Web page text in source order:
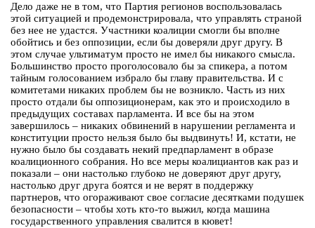
Дело даже не в том, что Партия регионов воспользовалась
этой ситуацией и продемонстрировала, что управлять страной
без нее не удастся. Участники коалиции смогли бы вполне
обойтись и без оппозиции, если бы доверяли друг другу. В
этом случае ультиматум просто не имел бы никакого смысла.
Большинство просто проголосовало бы за спикера, а потом
тайным голосованием избрало бы главу правительства. И с
комитетами никаких проблем бы не возникло. Часть из них
просто отдали бы оппозиционерам, как это и происходило в
предыдущих составах парламента. И все бы на этом
завершилось – никаких обвинений в нарушении регламента и
конституции просто нельзя было бы выдвинуть! И, кстати, не
нужно было бы создавать некий предпарламент в образе
коалиционного собрания. Но все меры коалициантов как раз и
показали – они настолько глубоко не доверяют друг другу,
настолько друг друга боятся и не верят в поддержку
партнеров, что огораживают свое согласие десятками подушек
безопасности – чтобы хоть кто-то выжил, когда машина
государственного управления свалится в кювет!